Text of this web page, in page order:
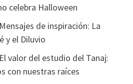
celebra Halloween
Mensajes de inspiración: La
y el Diluvio
El valor del estudio del Tanaj:
con nuestras raíces